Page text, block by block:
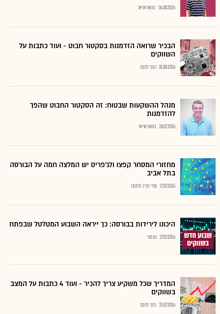
04.08.2026 נתנאל אריאל
הבכיר שרואה הזדמנות בסקטור חבוט - ועוד כתבות על
השווקים
01.08.2026 כתבי גלובס
מנהל ההשקעות שבטוח: זה הסקטור החבוט שהפך
להזדמנות
28.07.2026 נתנאל אריאל
מחזורי המסחר קפצו ולג'פריס יש המלצה חמה על הבורסה
בתל אביב
27.07.2026 שירי חביב-ולדהורן
היכונו לירידות בבורסה: כך ייראה השבוע המטלטל שבפתח
27.07.2026 רם מורי
המדריך שכל משקיע צריך להכיר - ועוד 4 כתבות על המצב
בשווקים
25.07.2026 כתבי גלובס